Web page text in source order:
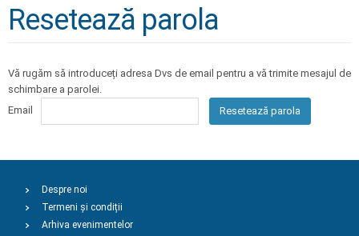
Resetează parola
Vă rugăm să introduceți adresa Dvs de email pentru a vă trimite mesajul de
schimbare a parolei.
Email
Resetează parola
Despre noi
Termeni și condiții
Arhiva evenimentelor